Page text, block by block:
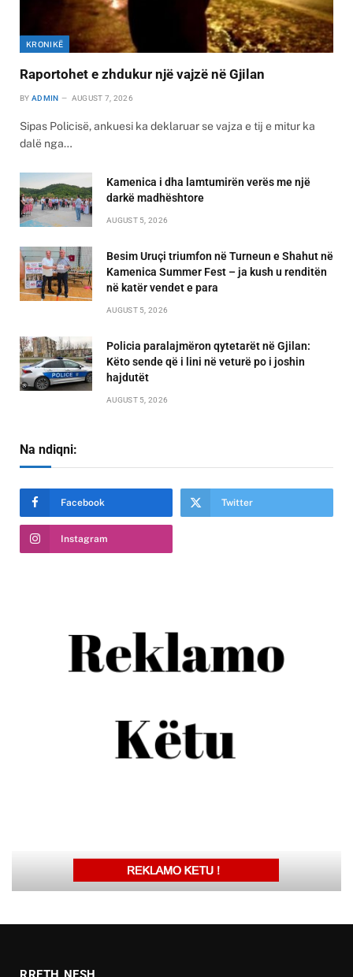
KRONIKË
Raportohet e zhdukur një vajzë në Gjilan
BY ADMIN AUGUST 7, 2026
Sipas Policisë, ankuesi ka deklaruar se vajza e tij e mitur ka
dalë nga…
Kamenica i dha lamtumirën verës me një
darkë madhështore
AUGUST 5, 2026
Besim Uruçi triumfon në Turneun e Shahut në
Kamenica Summer Fest – ja kush u renditën
në katër vendet e para
AUGUST 5, 2026
Policia paralajmëron qytetarët në Gjilan:
Këto sende që i lini në veturë po i joshin
hajdutët
AUGUST 5, 2026
Na ndiqni:
Facebook Twitter
Instagram